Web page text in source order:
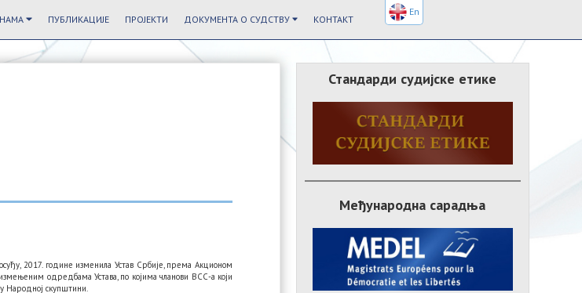
ПУБЛИКАЦИЈЕ ПРОЈЕКТИ ДОКУМЕНТА О СУДСТВУ КОНТАКТ
2017. године изменила Устав Србије, према Акционом
одредбама Устава, по којима чланови ВСС-а који
Народној скупштини.
Стандарди судијске етике
Међународна сарадња
En